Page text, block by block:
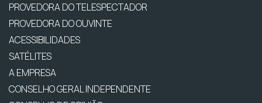
PROVEDORA DO TELESPECTADOR
PROVEDORA DO OUVINTE
ACESSIBILIDADES
SATÉLITES
A EMPRESA
CONSELHO GERAL INDEPENDENTE